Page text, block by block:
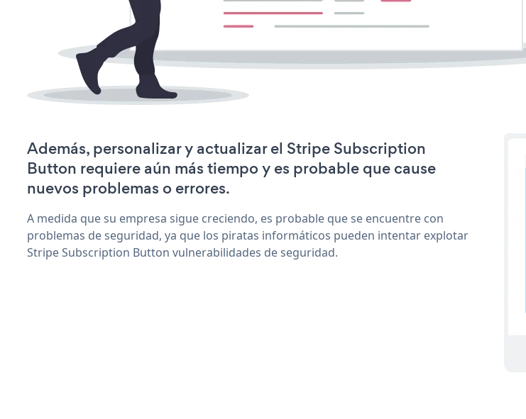
Además, personalizar y actualizar el Stripe Subscription
Button requiere aún más tiempo y es probable que cause
nuevos problemas o errores.
A medida que su empresa sigue creciendo, es probable que se encuentre con
problemas de seguridad, ya que los piratas informáticos pueden intentar explotar
Stripe Subscription Button vulnerabilidades de seguridad.